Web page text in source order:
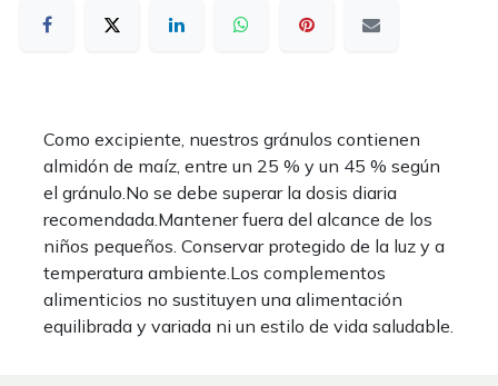
Como excipiente, nuestros gránulos contienen
almidón de maíz, entre un 25 % y un 45 % según
el gránulo.No se debe superar la dosis diaria
recomendada.Mantener fuera del alcance de los
niños pequeños. Conservar protegido de la luz y a
temperatura ambiente.Los complementos
alimenticios no sustituyen una alimentación
equilibrada y variada ni un estilo de vida saludable.